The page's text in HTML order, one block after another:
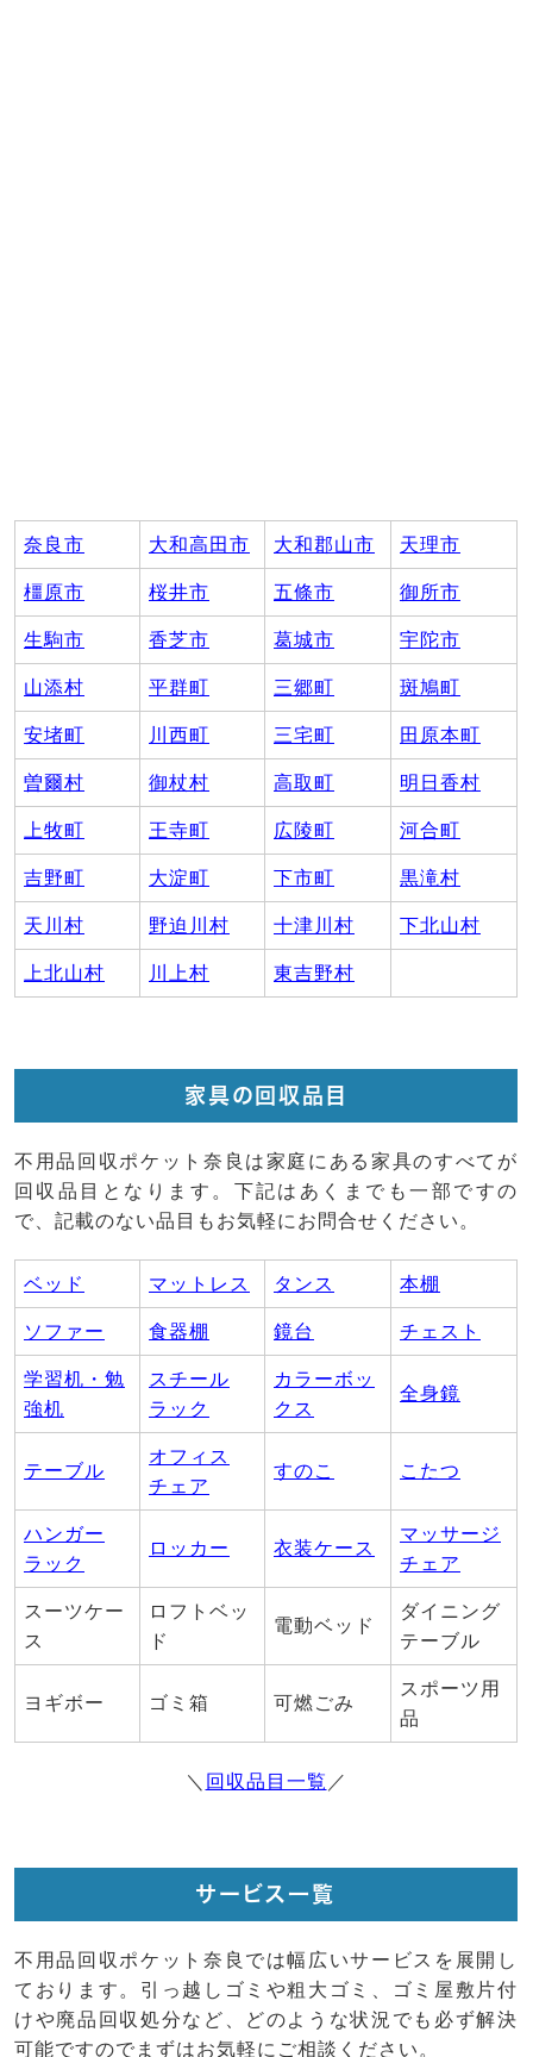
奈良市 大和高田市 大和郡山市 天理市
橿原市 桜井市 五條市 御所市
生駒市 香芝市 葛城市 宇陀市
山添村 平群町 三郷町 斑鳩町
安堵町 川西町 三宅町 田原本町
曽爾村 御杖村 高取町 明日香村
上牧町 王寺町 広陵町 河合町
吉野町 大淀町 下市町 黒滝村
天川村 野迫川村 十津川村 下北山村
上北山村 川上村 東吉野村
家具の回収品目
不用品回収ポケット奈良は家庭にある家具のすべてが
回収品目となります。下記はあくまでも一部ですの
で、記載のない品目もお気軽にお問合せください。
ベッド マットレス タンス 本棚
ソファー 食器棚 鏡台 チェスト
学習机・勉
強机
スチール
ラック
カラーボッ
クス
全身鏡
テーブル
オフィス
チェア
すのこ こたつ
ハンガー
ラック
ロッカー 衣装ケース
マッサージ
チェア
スーツケー
ス
ロフトベッ
ド
電動ベッド
ダイニング
テーブル
ヨギボー ゴミ箱 可燃ごみ
スポーツ用
品
＼ 回収品目一覧 ／
サービス一覧
不用品回収ポケット奈良では幅広いサービスを展開し
ております。引っ越しゴミや粗大ゴミ、ゴミ屋敷片付
けや廃品回収処分など、どのような状況でも必ず解決
可能ですのでまずはお気軽にご相談ください。